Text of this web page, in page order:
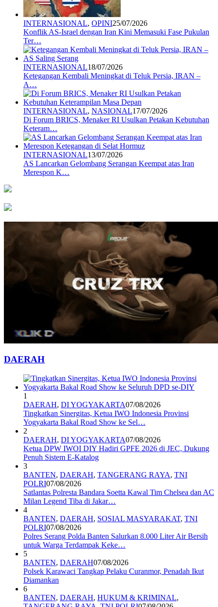
INTERNASIONAL, OPINI25/07/2026
Konflik AS-Israel dengan Iran Kini Memasuki Fase Pukulan
Ter…
INTERNASIONAL18/07/2026
Ketegangan Kembali Meningkat di Teluk Persia, IRAN –
A…
INTERNASIONAL, NASIONAL17/07/2026
Di Forum BRICS, Menaker RI Usulkan Petakan Kebutuhan
Keteram…
INTERNASIONAL13/07/2026
AS Lancarkan Gelombang Serangan Keempat atas Iran
Merespon K…
DAERAH
1
DAERAH, DI YOGYAKARTA07/08/2026
Tingkatkan Sinergitas, Ketua IWO Indonesia Provinsi
Yogyakarta Bakal Road Show ke Sel…
2
DAERAH, DI YOGYAKARTA07/08/2026
Ketua DPW IWOI DIY Hadiri GPFE 2026 di JEC, Dukung
Penuh Sistem E-Katalog
3
BANTEN, DAERAH, TANGERANG RAYA, TNI
POLRI07/08/2026
Satlantas Polresta Bandara Soetta Kawal Tim Chelsea dan AC
Milan Legend Tiba di Jakar…
4
BANTEN, DAERAH, SOSIAL MASYARAKAT, TNI
POLRI07/08/2026
Polres Serang Polda Banten Salurkan 8.000 Liter Air Bersih
untuk Warga Terdampak Keke…
5
BANTEN, DAERAH07/08/2026
Polsek Karawaci Tangkap Pelaku Curanmor, Penadah Ikut
Diamankan
6
BANTEN, DAERAH, HUKUM & KRIMINAL,